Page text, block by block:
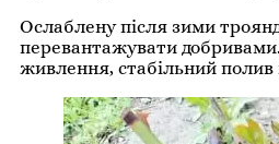
Ослаблену після зими
перевантажувати добривами.
живлення, стабільний полив